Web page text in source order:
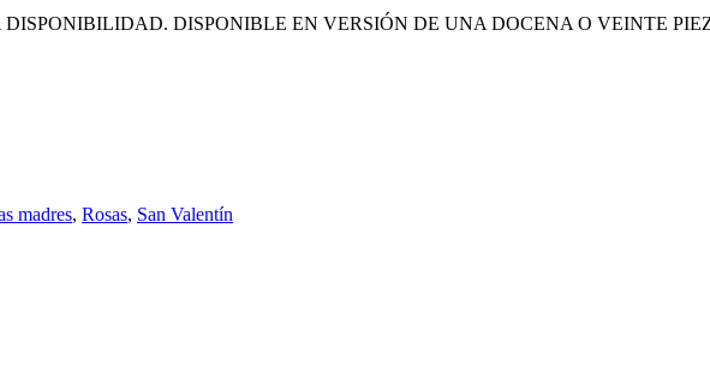
DISPONIBLE EN VERSIÓN DE UNA DOCENA O VEINTE
madres, Rosas, San Valentín